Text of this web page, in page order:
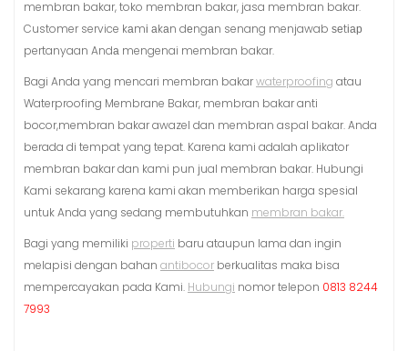
membran bakar, toko membran bakar, jasa membran bakar.
Customer service kаmі аkаn dеngаn senang menjawab ѕеtіар
pertanyaan Andа mengenai membran bakar.
Bagi Anda yang mencari membran bakarwaterproofing atau
Waterproofing Membrane Bakar, membran bakar anti
bocor,membran bakar awazel dan membran aspal bakar. Anda
berada di tempat yang tepat. Karena kami adalah aplikator
membran bakar dan kami pun jual membran bakar. Hubungi
Kami sekarang karena kami akan memberikan harga spesial
untuk Anda yang sedang membutuhkan membran bakar.
Bagi yang memiliki properti baru ataupun lama dan ingin
melapisi dengan bahan antibocor berkualitas maka bisa
mempercayakan pada Kami. Hubungi nomor telepon 0813 8244
7993